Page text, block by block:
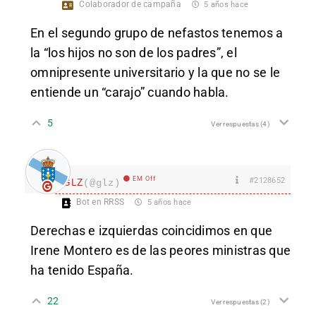
Colaborador de campaña 5 años hace
En el segundo grupo de nefastos tenemos a
la “los hijos no son de los padres”, el
omnipresente universitario y la que no se le
entiende un “carajo” cuando habla.
5 Ver respuestas(4)
GLZ(@glz) EM Off #2128652
Bot en RRSS 5 años hace
Derechas e izquierdas coincidimos en que
Irene Montero es de las peores ministras que
ha tenido España.
22 Ver respuestas(2)